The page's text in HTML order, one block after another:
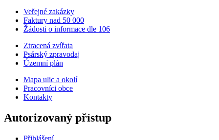
Veřejné zakázky
Faktury nad 50 000
Žádosti o informace dle 106
Ztracená zvířata
Psárský zpravodaj
Územní plán
Mapa ulic a okolí
Pracovníci obce
Kontakty
Autorizovaný přístup